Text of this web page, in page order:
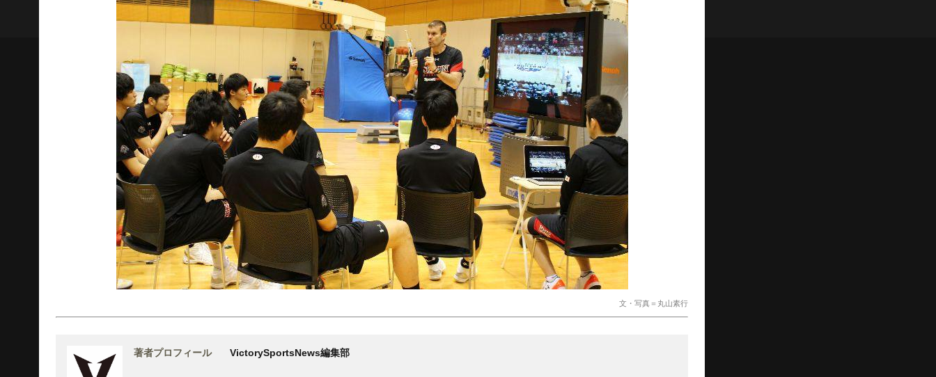
文・写真＝丸山素行
著者プロフィール VictorySportsNews編集部